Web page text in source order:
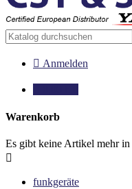
 Anmelden
Warenkorb
Es gibt keine Artikel mehr

funkgeräte